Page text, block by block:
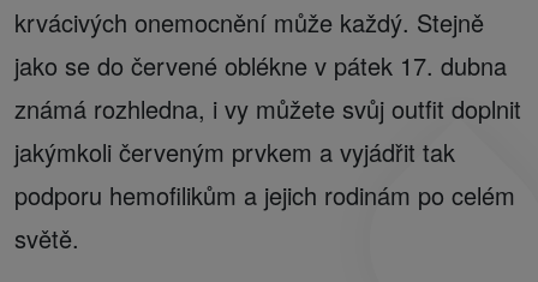
krvácivých onemocnění může každý. Stejně
jako se do červené oblékne v pátek 17. dubna
známá rozhledna, i vy můžete svůj outfit doplnit
jakýmkoli červeným prvkem a vyjádřit tak
podporu hemofilikům a jejich rodinám po celém
světě.